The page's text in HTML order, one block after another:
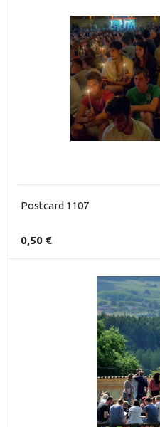
Postcard 1107
0,50 €